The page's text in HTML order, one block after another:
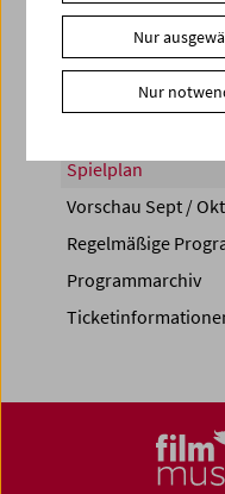
Share on
Spielplan
Vorschau Sept /
Regelmäßige
Programmarchiv
Nur
Nur